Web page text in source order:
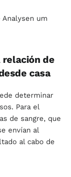
um
relación de
casa
determinar
Para el
de sangre, que
envían al
al cabo de